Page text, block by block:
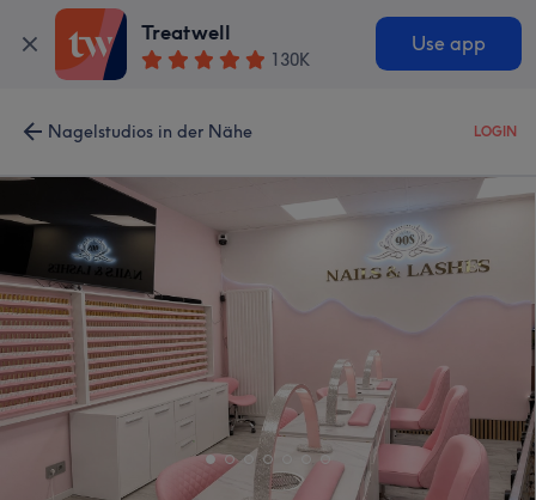
Treatwell
130K
Use app
Nagelstudios in der Nähe LOGIN